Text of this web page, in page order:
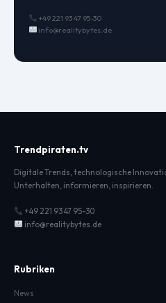
+49 221 93 47 95-30
info@realitybytes.de
Trendpiraten.tv
Digitale Trends, technologische
Unterhalten, informieren, inspirieren.
+49 221 93 47 95-30
info@realitybytes.de
Rubriken
News